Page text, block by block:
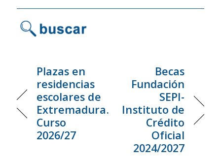
Plazas en
residencias
escolares de
Extremadura.
Curso
2026/27
Becas
Fundación
SEPI-
Instituto de
Crédito
Oficial
2024/2027